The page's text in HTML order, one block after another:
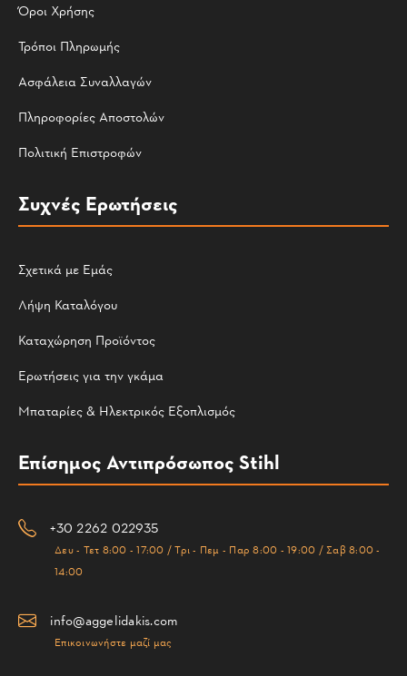
Όροι Χρήσης
Τρόποι Πληρωμής
Ασφάλεια Συναλλαγών
Πληροφορίες Αποστολών
Πολιτική Επιστροφών
Συχνές Ερωτήσεις
Σχετικά με Εμάς
Λήψη Καταλόγου
Καταχώρηση Προϊόντος
Ερωτήσεις για την γκάμα
Μπαταρίες & Ηλεκτρικός Εξοπλισμός
Επίσημος Αντιπρόσωπος Stihl
+30 2262 022935
Δευ - Τετ 8:00 - 17:00 / Τρι - Πεμ - Παρ 8:00 - 19:00 / Σαβ 8:00 -
14:00
info@aggelidakis.com
Επικοινωνήστε μαζί μας